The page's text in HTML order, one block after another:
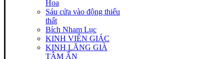
Hoa
Sáu cửa vào động thiếu
thất
Bích Nham Lục
KINH VIÊN GIÁC
KINH LĂNG GIÀ
TÂM ẤN